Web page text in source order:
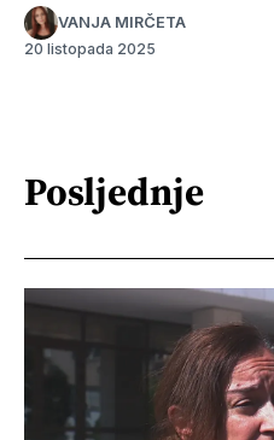
VANJA MIRČETA
20 listopada 2025
Posljednje